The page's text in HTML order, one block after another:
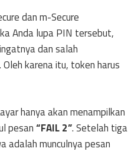
dan m-Secure
Anda lupa PIN tersebut,
dan salah
karena itu, token harus
hanya akan menampilkan
pesan“FAIL 2”. Setelah tiga
adalah munculnya pesan